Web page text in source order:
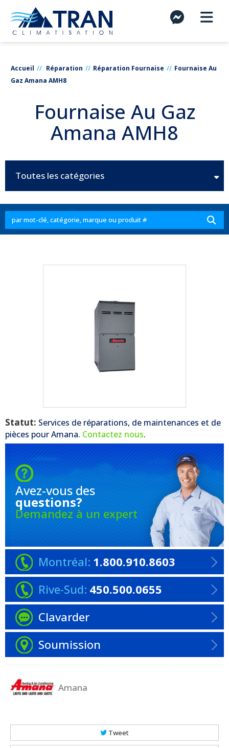
Accueil Réparation Réparation Fournaise
Fournaise Au
Gaz Amana AMH8
Fournaise Au Gaz
Amana AMH8
Toutes les catégories
Statut: Services de réparations, de maintenances et de
pièces pourAmana. Contactez nous.
Avez-vous des
questions?
Demandez à un expert
Montréal: 1.800.910.8603
Rive-Sud: 450.500.0655
Clavarder
Soumission
Amana
Tweet